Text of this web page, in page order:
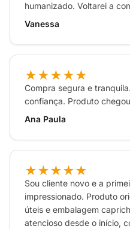
humanizado. Voltarei a
Vanessa
★★★★★
Compra segura e
confiança. Produto
Ana Paula
★★★★★
Sou cliente novo e a
impressionado. Produto
úteis e embalagem
atencioso desde o início,